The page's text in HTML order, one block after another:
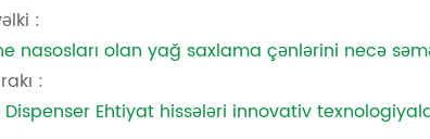
:
nasosları olan yağ saxlama çənlərini necə
:
Dispenser Ehtiyat hissələri innovativ